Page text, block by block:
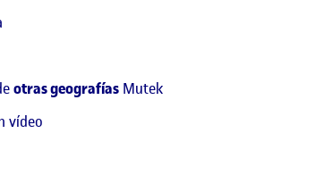
otras geografías Mutek
vídeo